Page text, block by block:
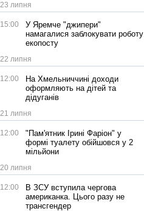
23 липня
15:00
У Яремче "джипери"
намагалися заблокувати роботу
екопосту
22 липня
12:00
На Хмельниччині доходи
оформляють на дітей та
дідуганів
21 липня
12:00
"Пам'ятник Ірині Фаріон" у
формі туалету обійшовся у 2
мільйони
20 липня
12:00
В ЗСУ вступила чергова
американка. Цього разу не
трансгендер